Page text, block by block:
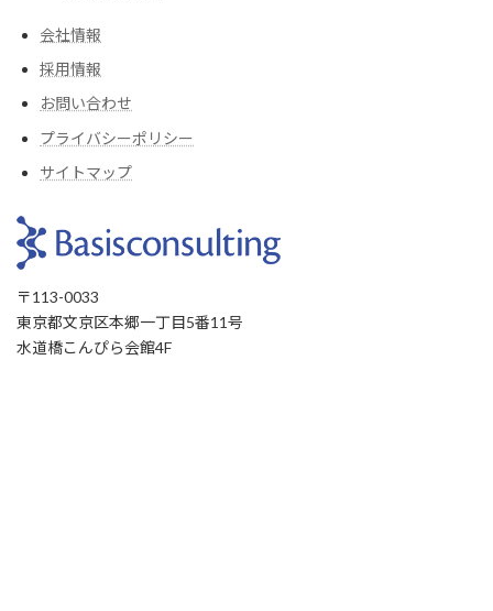
会社情報
採用情報
お問い合わせ
プライバシーポリシー
サイトマップ
〒113-0033
東京都文京区本郷一丁目5番11号
水道橋こんぴら会館4F